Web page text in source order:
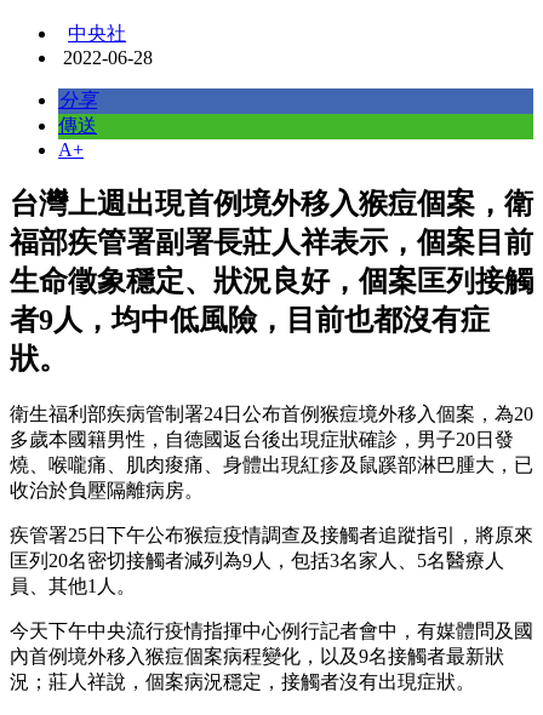
中央社
2022-06-28
分享
傳送
A+
台灣上週出現首例境外移入猴痘個案，衛
福部疾管署副署長莊人祥表示，個案目前
生命徵象穩定、狀況良好，個案匡列接觸
者9人，均中低風險，目前也都沒有症
狀。
衛生福利部疾病管制署24日公布首例猴痘境外移入個案，為20
多歲本國籍男性，自德國返台後出現症狀確診，男子20日發
燒、喉嚨痛、肌肉痠痛、身體出現紅疹及鼠蹊部淋巴腫大，已
收治於負壓隔離病房。
疾管署25日下午公布猴痘疫情調查及接觸者追蹤指引，將原來
匡列20名密切接觸者減列為9人，包括3名家人、5名醫療人
員、其他1人。
今天下午中央流行疫情指揮中心例行記者會中，有媒體問及國
內首例境外移入猴痘個案病程變化，以及9名接觸者最新狀
況；莊人祥說，個案病況穩定，接觸者沒有出現症狀。